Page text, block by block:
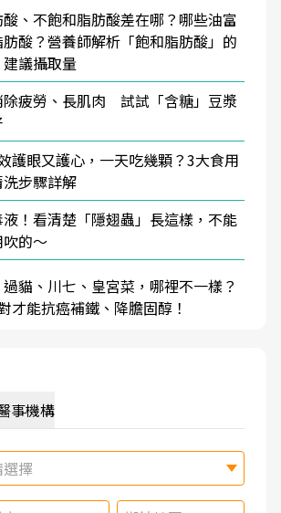
、不飽和脂肪酸差在哪？哪些油富
酸？營養師解析「飽和脂肪酸」的
議攝取量
除疲勞、長肌肉 試試「含糖」豆漿
護眼又護心，一天吃幾顆？3大食用
步驟詳解
！看清楚「隱翅蟲」長這樣，不能
的～
貓、川七、皇宮菜，哪裡不一樣？
才能抗癌補鐵、降膽固醇！
事機構
擇